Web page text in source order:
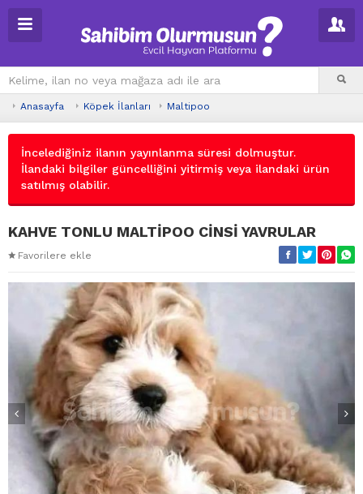
Anasayfa Köpek İlanları Maltipoo
İncelediğiniz ilanın yayınlanma süresi dolmuştur.
İlandaki bilgiler güncelliğini yitirmiş veya ilandaki ürün
satılmış olabilir.
KAHVE TONLU MALTİPOO CİNSİ YAVRULAR
Favorilere ekle